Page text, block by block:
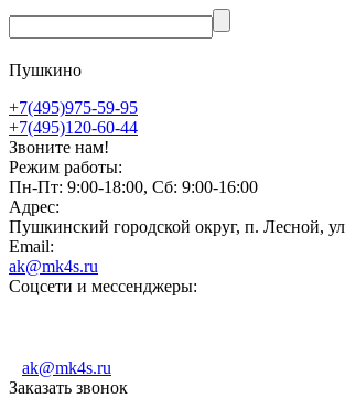
Пушкино
+7(495)975-59-95
+7(495)120-60-44
Звоните нам!
Режим работы:
Пн-Пт: 9:00-18:00, Сб: 9:00-16:00
Адрес:
Пушкинский городской округ, п. Лесной,
Email:
ak@mk4s.ru
Соцсети и мессенджеры:
ak@mk4s.ru
Заказать звонок